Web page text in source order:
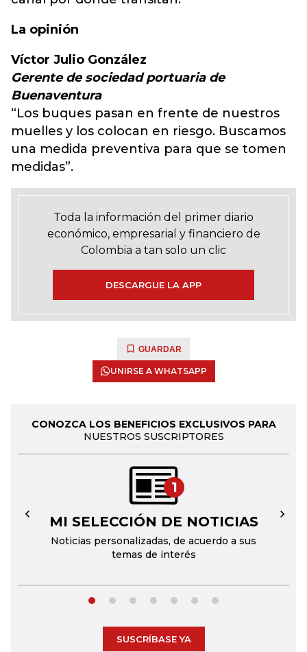
La opinión
Víctor Julio González
Gerente de sociedad portuaria de
Buenaventura
“Los buques pasan en frente de nuestros
muelles y los colocan en riesgo. Buscamos
una medida preventiva para que se tomen
medidas”.
Toda la información del primer diario
económico, empresarial y financiero de
Colombia a tan solo un clic
DESCARGUE LA APP
GUARDAR
UNIRSE A WHATSAPP
CONOZCA LOS BENEFICIOS EXCLUSIVOS PARA
NUESTROS SUSCRIPTORES
1
MI SELECCIÓN DE NOTICIAS
Noticias personalizadas, de acuerdo a sus
temas de interés
← →
SUSCRÍBASE YA